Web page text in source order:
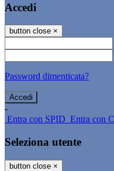
Accedi
button close ×
Password dimenticata?
-
Entra con SPID Entra con
Seleziona utente
button close ×